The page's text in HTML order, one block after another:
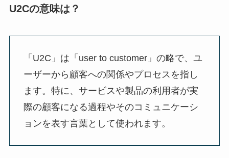
U2Cの意味は？
「U2C」は「user to customer」の略で、ユ
ーザーから顧客への関係やプロセスを指し
ます。特に、サービスや製品の利用者が実
際の顧客になる過程やそのコミュニケーシ
ョンを表す言葉として使われます。